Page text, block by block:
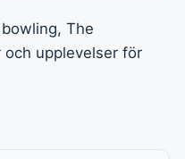
The
och upplevelser för